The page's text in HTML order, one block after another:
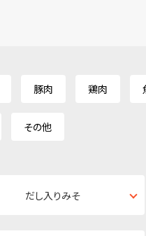
豚肉 鶏肉
その他
だし入りみそ